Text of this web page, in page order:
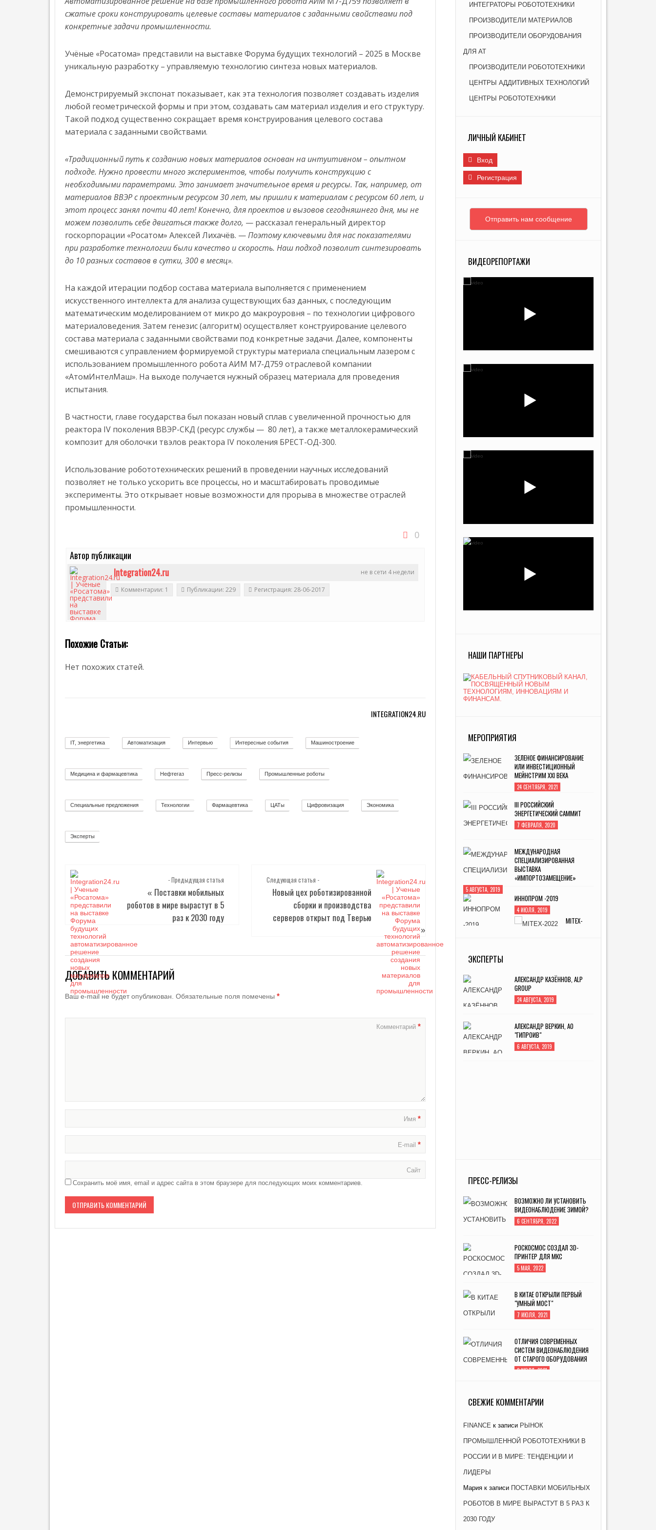
ПЕЧАТИ
В
ЛУЧШИЕ
ПРОЕКТЫ
3D-
ПЕЧАТИ
ПРОМЫШЛЕННОСТИ,
МЕДИЦИНЕ,
СТРОИТЕЛЬСТВЕ
И
ИСКУССТВЕ
НАГРАЖДЕНИЕ
ПОБЕДИТЕЛЕЙ
ПЕРВОЙ
ВСЕРОССИЙСКОЙ
ПО
АДДИТИВНЫМ
ТЕХНОЛОГИЯМ
«ЛИДЕРЫ
ФОРМЫ»
»
OMRON
ОТКРЫЛ
НОВЫЙ
ПЕРЕДОВЫХ
ПРОИЗВОДСТВЕННЫХ
ТЕХНОЛОГИЙ
В
СИДНЕЕ
»
Л
Е
Н
Т
Ь
Е
Х
Н
О
Л
О
И
Э
К
О
Н
О
М
И
К
А
О
О
К
Т
Е
И
Т
Е
В
Н
Е
Ф
Т
А
З
П
Р
Е
Е
Л
И
З
Ы
Е
Г
Е
И
сжатые сроки конструировать целевые составы материалов с заданными свойствами под
конкретные задачи промышленности.
Учёные «Росатома» представили на выставке Форума будущих технологий – 2025 в Москве
уникальную разработку – управляемую технологию синтеза новых материалов.
Демонстрируемый экспонат показывает, как эта технология позволяет создавать изделия
любой геометрической формы и при этом, создавать сам материал изделия и его структуру.
Такой подход существенно сокращает время конструирования целевого состава
материала с заданными свойствами.
«Традиционный путь к созданию новых материалов основан на интуитивном – опытном
подходе. Нужно провести много экспериментов, чтобы получить конструкцию с
необходимыми параметрами. Это занимает значительное время и ресурсы. Так, например, от
материалов ВВЭР с проектным ресурсом 30 лет, мы пришли к материалам с ресурсом 60 лет, и
этот процесс занял почти 40 лет! Конечно, для проектов и вызовов сегодняшнего дня, мы не
можем позволить себе двигаться также долго, — рассказал генеральный директор
госкорпорации «Росатом» Алексей Лихачёв. —Поэтому ключевыми для нас показателями
при разработке технологии были качество и скорость. Наш подход позволит синтезировать
до 10 разных составов в сутки, 300 в месяц».
На каждой итерации подбор состава материала выполняется с применением
искусственного интеллекта для анализа существующих баз данных, с последующим
математическим моделированием от микро до макроуровня – по технологии цифрового
материаловедения. Затем генезис (алгоритм) осуществляет конструирование целевого
состава материала с заданными свойствами под конкретные задачи. Далее, компоненты
смешиваются с управлением формируемой структуры материала специальным лазером c
использованием промышленного робота АИМ М7-Д759 отраслевой компании
«АтомИнтелМаш». На выходе получается нужный образец материала для проведения
испытания.
В частности, главе государства был показан новый сплав с увеличенной прочностью для
реактора IV поколения ВВЭР-СКД (ресурс службы — 80 лет), а также металлокерамический
композит для оболочки твэлов реактора IV поколения БРЕСТ-ОД-300.
Использование робототехнических решений в проведении научных исследований
позволяет не только ускорить все процессы, но и масштабировать проводимые
эксперименты. Это открывает новые возможности для прорыва в множестве отраслей
промышленности.
0
Автор публикации
не в сети 4 недели
Integration24.ru
Комментарии: 1 Публикации: 229 Регистрация: 28-06-2017
Похожие Статьи:
Нет похожих статей.
INTEGRATION24.RU
IT, энергетика Автоматизация Интервью Интересные события Машиностроение
Медицина и фармацевтика Нефтегаз Пресс-релизы Промышленные роботы
Специальные предложения Технологии Фармацевтика ЦАТы Цифровизация Экономика
Эксперты
- Предыдущая статья
« Поставки мобильных
роботов в мире вырастут в 5
раз к 2030 году
Следующая статья -
Новый цех роботизированной
сборки и производства
серверов открыт под Тверью
»
ДОБАВИТЬ КОММЕНТАРИЙ
Ваш e-mail не будет опубликован. Обязательные поля помечены *
Комментарий*
Имя*
E-mail*
Сайт
Сохранить моё имя, email и адрес сайта в этом браузере для последующих моих комментариев.
ИНТЕГРАТОРЫ РОБОТОТЕХНИКИ
ПРОИЗВОДИТЕЛИ МАТЕРИАЛОВ
ПРОИЗВОДИТЕЛИ ОБОРУДОВАНИЯ
ДЛЯ АТ
ПРОИЗВОДИТЕЛИ РОБОТОТЕХНИКИ
ЦЕНТРЫ АДДИТИВНЫХ ТЕХНОЛОГИЙ
ЦЕНТРЫ РОБОТОТЕХНИКИ
ЛИЧНЫЙ КАБИНЕТ
Вход
Регистрация
Отправить нам сообщение
ВИДЕОРЕПОРТАЖИ
НАШИ ПАРТНЕРЫ
МЕРОПРИЯТИЯ
ЗЕЛЕНОЕ ФИНАНСИРОВАНИЕ
ИЛИ ИНВЕСТИЦИОННЫЙ
МЕЙНСТРИМ XXI ВЕКА
24 СЕНТЯБРЯ, 2021
III РОССИЙСКИЙ
ЭНЕРГЕТИЧЕСКИЙ САММИТ
7 ФЕВРАЛЯ, 2020
МЕЖДУНАРОДНАЯ
СПЕЦИАЛИЗИРОВАННАЯ
ВЫСТАВКА
«ИМПОРТОЗАМЕЩЕНИЕ»
5 АВГУСТА, 2019
ИННОПРОМ -2019
4 ИЮЛЯ, 2019
ЭКСПЕРТЫ
АЛЕКСАНДР КАЗЁННОВ, ALP
GROUP
24 АВГУСТА, 2019
АЛЕКСАНДР ВЕРКИН, АО
"ГИПРОИВ"
6 АВГУСТА, 2019
ПРЕСС-РЕЛИЗЫ
ВОЗМОЖНО ЛИ УСТАНОВИТЬ
ВИДЕОНАБЛЮДЕНИЕ ЗИМОЙ?
6 СЕНТЯБРЯ, 2022
РОСКОСМОС СОЗДАЛ 3D-
ПРИНТЕР ДЛЯ МКС
5 МАЯ, 2022
В КИТАЕ ОТКРЫЛИ ПЕРВЫЙ
"УМНЫЙ МОСТ"
7 ИЮЛЯ, 2021
ОТЛИЧИЯ СОВРЕМЕННЫХ
СИСТЕМ ВИДЕОНАБЛЮДЕНИЯ
ОТ СТАРОГО ОБОРУДОВАНИЯ
2 ИЮЛЯ, 2021
ПРОИЗВОДСТВО РЕАКТОРНОЙ
УСТАНОВКИ ДЛЯ ЭНЕРГОБЛОКА
26 ЯНВАРЯ, 2021
СВЕЖИЕ КОММЕНТАРИИ
FINANCE к записи РЫНОК
ПРОМЫШЛЕННОЙ РОБОТОТЕХНИКИ В
РОССИИ И В МИРЕ: ТЕНДЕНЦИИ И
ЛИДЕРЫ
Мария к записи ПОСТАВКИ МОБИЛЬНЫХ
РОБОТОВ В МИРЕ ВЫРАСТУТ В 5 РАЗ К
2030 ГОДУ